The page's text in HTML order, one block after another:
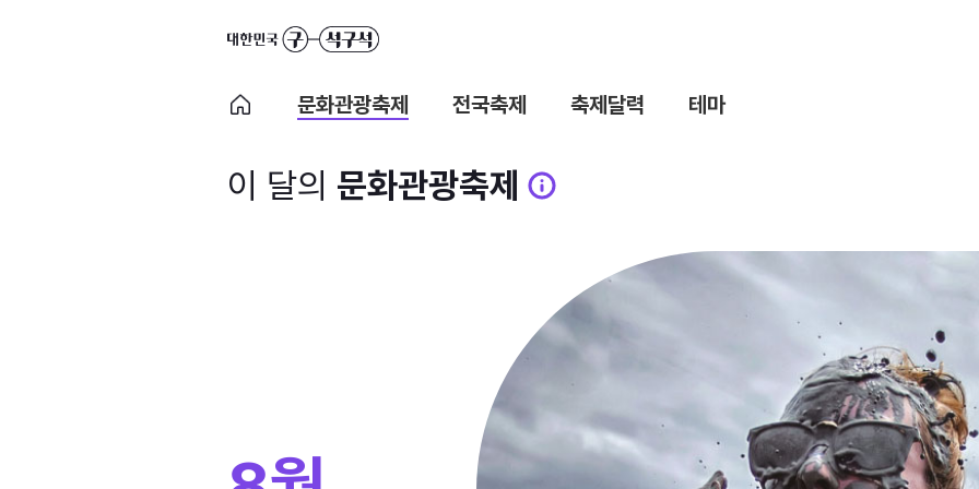
문화관광축제 전국축제 축제달력 테마
이 달의 문화관광축제